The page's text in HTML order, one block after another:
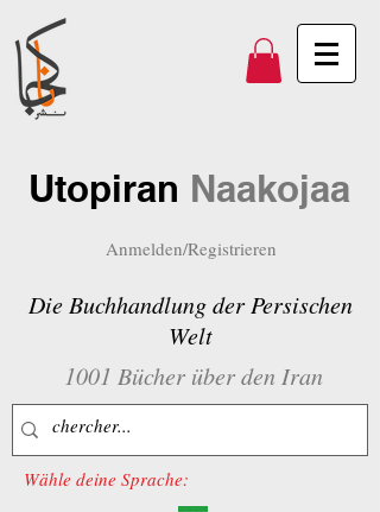
Utopiran Naakojaa
Anmelden/Registrieren
Die Buchhandlung der Persischen
Welt
1001 Bücher über den Iran
Wähle deine Sprache: